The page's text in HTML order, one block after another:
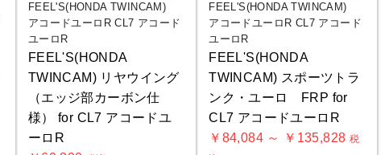
FEEL'S(HONDA TWINCAM)
アコードユーロR CL7 アコード
ユーロR
FEEL'S(HONDA
TWINCAM) リヤウイング
（エッジ部カーボン仕
様） for CL7 アコードユ
ーロR
FEEL'S(HONDA TWINCAM)
アコードユーロR CL7 アコード
ユーロR
FEEL'S(HONDA
TWINCAM) スポーツトラ
ンク・ユーロ FRP for
CL7 アコードユーロR
￥84,084 ～ ￥135,828 税